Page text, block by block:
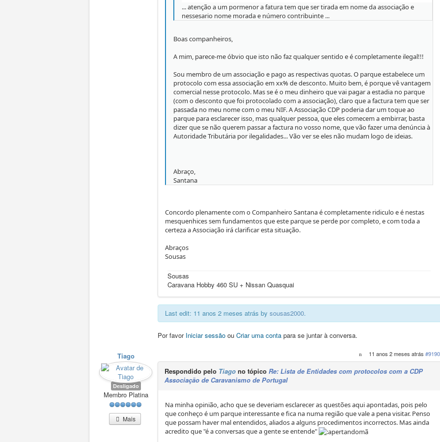
... atenção a um pormenor a fatura tem que ser tirada em nome da associação e
nessesario nome morada e número contribuinte ...
Boas companheiros,
A mim, parece-me óbvio que isto não faz qualquer sentido e é completamente ilegal!!!
Sou membro de um associação e pago as respectivas quotas. O parque estabelece um
protocolo com essa associação em xx% de desconto. Muito bem, é porque vê vantagem
comercial nesse protocolo. Mas se é o meu dinheiro que vai pagar a estadia no parque
(com o desconto que foi protocolado com a associação), claro que a factura tem que ser
passada no meu nome com o meu NIF. A Associação CDP poderia dar um toque ao
parque para esclarecer isso, mas qualquer pessoa, que eles comecem a embirrar, basta
dizer que se não querem passar a factura no vosso nome, que vão fazer uma denúncia à
Autoridade Tributária por ilegalidades... Vão ver se eles não mudam logo de ideias.
Abraço,
Santana
Concordo plenamente com o Companheiro Santana é completamente ridiculo e é nestas
mesquenhices sem fundamentos que este parque se perde por completo, e com toda a
certeza a Associação irá clarificar esta situação.
Abraços
Sousas
Sousas
Caravana Hobby 460 SU + Nissan Quasquai
Last edit: 11 anos 2 meses atrás bysousas2000.
Por favor Iniciar sessão ouCriar uma conta para se juntar à conversa.
Tiago
Desligado
Membro Platina
Mais
11 anos 2 meses atrás
Respondido pelo Tiago no tópicoRe: Lista de Entidades com protocolos com a CDP
Associação de Caravanismo de Portugal
Na minha opinião, acho que se deveriam esclarecer as questões aqui apontadas, pois pelo
que conheço é um parque interessante e fica na numa região que vale a pena visitar. Penso
que possam haver mal entendidos, aliados a alguns procedimentos incorrectos. Mas ainda
acredito que "é a conversas que a gente se entende"